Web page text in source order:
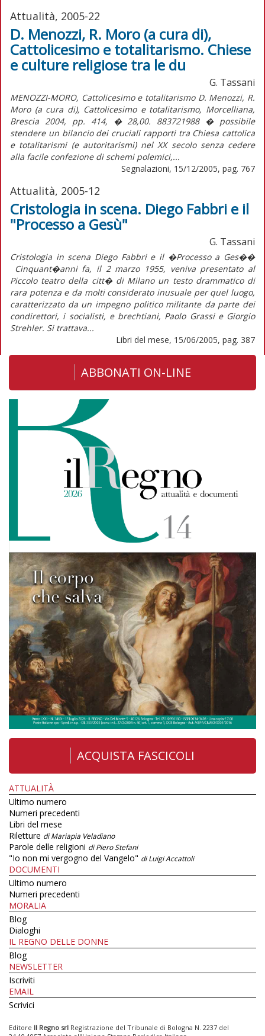
Attualità, 2005-22
D. Menozzi, R. Moro (a cura di),
Cattolicesimo e totalitarismo. Chiese
e culture religiose tra le du
G. Tassani
MENOZZI-MORO, Cattolicesimo e totalitarismo D. Menozzi, R.
Moro (a cura di), Cattolicesimo e totalitarismo, Morcelliana,
Brescia 2004, pp. 414, � 28,00. 883721988 � possibile
stendere un bilancio dei cruciali rapporti tra Chiesa cattolica
e totalitarismi (e autoritarismi) nel XX secolo senza cedere
alla facile confezione di schemi polemici,...
Segnalazioni, 15/12/2005, pag. 767
Attualità, 2005-12
Cristologia in scena. Diego Fabbri e il
"Processo a Gesù"
G. Tassani
Cristologia in scena Diego Fabbri e il �Processo a Ges��
Cinquant�anni fa, il 2 marzo 1955, veniva presentato al
Piccolo teatro della citt� di Milano un testo drammatico di
rara potenza e da molti considerato inusuale per quel luogo,
caratterizzato da un impegno politico militante da parte dei
condirettori, i socialisti, e brechtiani, Paolo Grassi e Giorgio
Strehler. Si trattava...
Libri del mese, 15/06/2005, pag. 387
ABBONATI ON-LINE
ACQUISTA FASCICOLI
ATTUALITÀ
Ultimo numero
Numeri precedenti
Libri del mese
Riletture di Mariapia Veladiano
Parole delle religioni di Piero Stefani
"Io non mi vergogno del Vangelo" di Luigi Accattoli
DOCUMENTI
Ultimo numero
Numeri precedenti
MORALIA
Blog
Dialoghi
IL REGNO DELLE DONNE
Blog
NEWSLETTER
Iscriviti
EMAIL
Scrivici
Editore Il Regno srl Registrazione del Tribunale di Bologna N. 2237 del